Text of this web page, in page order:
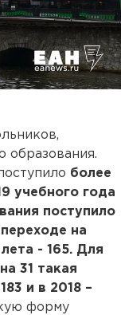
образования.
более
учебного года
поступило
на
- 165. Для
31 такая
и в 2018 –
форму